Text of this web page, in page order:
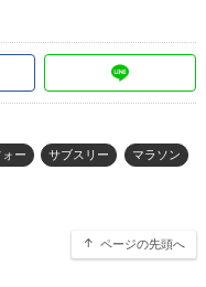
ー サブスリー マラソン
ページの先頭へ